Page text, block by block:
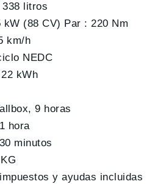
338 litros
kW (88 CV) Par : 220 Nm
km/h
NEDC
kWh
9 horas
hora
minutos
y ayudas incluidas